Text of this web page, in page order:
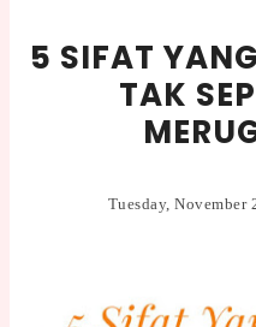
5 SIFAT
TAK
Tuesday, November